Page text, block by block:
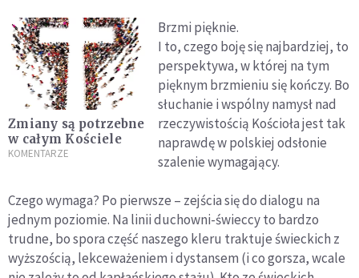
Zmiany są potrzebne
w całym Kościele
KOMENTARZE
Brzmi pięknie.
I to, czego boję się najbardziej, to
perspektywa, w której na tym
pięknym brzmieniu się kończy. Bo
słuchanie i wspólny namysł nad
rzeczywistością Kościoła jest tak
naprawdę w polskiej odsłonie
szalenie wymagający.
Czego wymaga? Po pierwsze – zejścia się do dialogu na
jednym poziomie. Na linii duchowni-świeccy to bardzo
trudne, bo spora część naszego kleru traktuje świeckich z
wyższością, lekceważeniem i dystansem (i co gorsza, wcale